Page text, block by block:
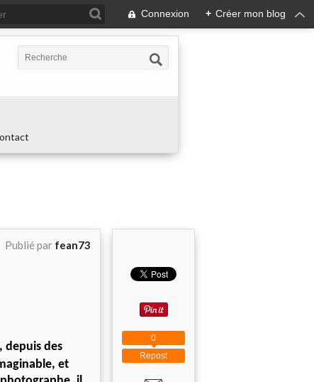
Connexion + Créer mon blog
Publié par fean73
depuis des
et
Repost
0